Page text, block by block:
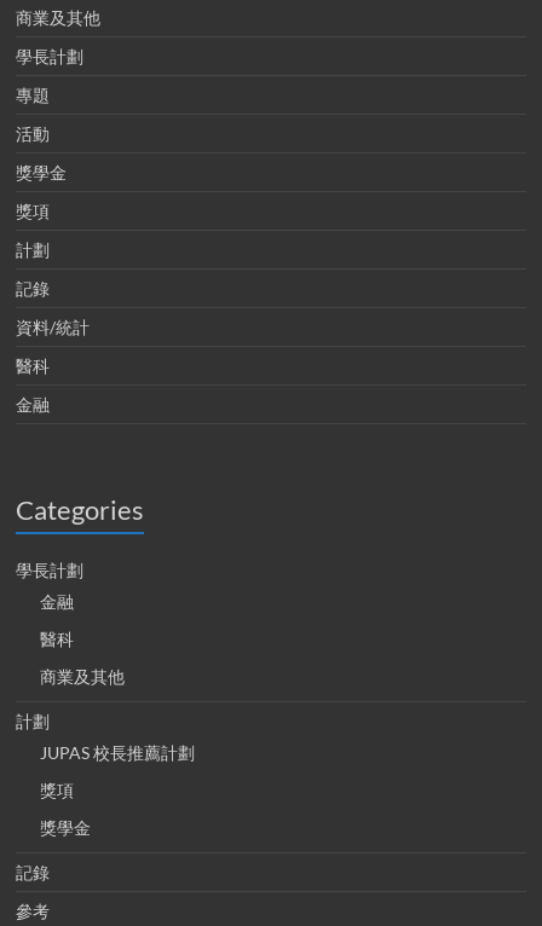
商業及其他
學長計劃
專題
活動
獎學金
獎項
計劃
記錄
資料/統計
醫科
金融
Categories
學長計劃
金融
醫科
商業及其他
計劃
JUPAS 校長推薦計劃
獎項
獎學金
記錄
參考